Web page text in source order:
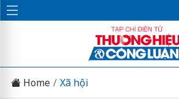
Home Xã hội